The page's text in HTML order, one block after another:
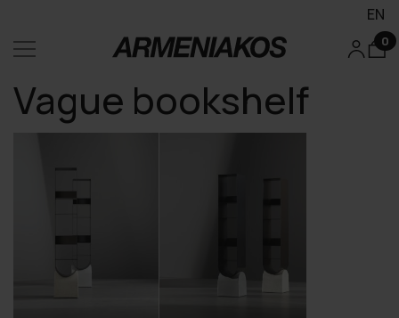
EN
0
Vague bookshelf